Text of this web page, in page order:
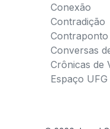
Conexão
Contradição
Contraponto
Conversas
Crônicas de
Espaço UFG